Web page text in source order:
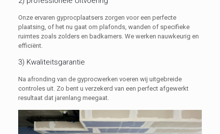
Onze ervaren gyprocplaatsers zorgen voor een perfecte
plaatsing, of het nu gaat om plafonds, wanden of specifieke
ruimtes zoals zolders en badkamers. We werken nauwkeurig en
efficiënt.
3) Kwaliteitsgarantie
Na afronding van de gyprocwerken voeren wij uitgebreide
controles uit. Zo bent u verzekerd van een perfect afgewerkt
resultaat dat jarenlang meegaat.